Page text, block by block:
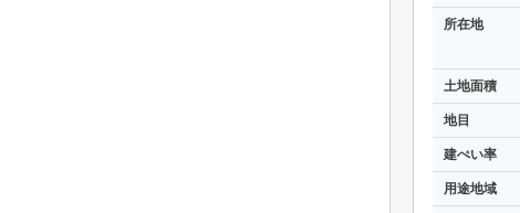
所在地
土地面積
地目
建ぺい率
用途地域